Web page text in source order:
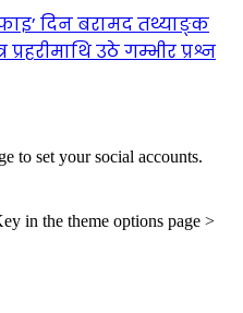
दिन बरामद तथ्याङ्क
उठे गम्भीर प्रश्न
to set your social accounts.
in the theme options page >